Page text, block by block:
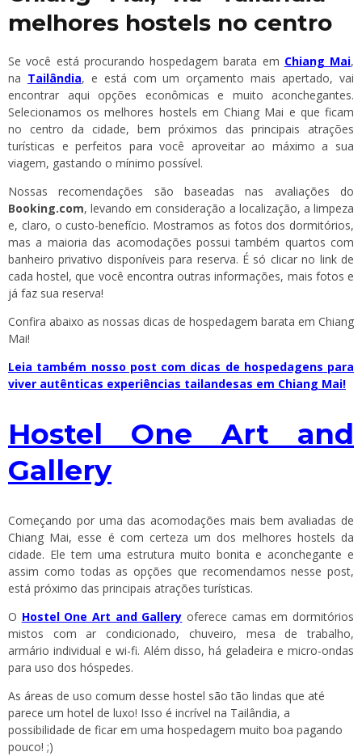
melhores hostels no centro
Se você está procurando hospedagem barata em Chiang Mai,
na Tailândia, e está com um orçamento mais apertado, vai
encontrar aqui opções econômicas e muito aconchegantes.
Selecionamos os melhores hostels em Chiang Mai e que ficam
no centro da cidade, bem próximos das principais atrações
turísticas e perfeitos para você aproveitar ao máximo a sua
viagem, gastando o mínimo possível.
Nossas recomendações são baseadas nas avaliações do
Booking.com, levando em consideração a localização, a limpeza
e, claro, o custo-benefício. Mostramos as fotos dos dormitórios,
mas a maioria das acomodações possui também quartos com
banheiro privativo disponíveis para reserva. É só clicar no link de
cada hostel, que você encontra outras informações, mais fotos e
já faz sua reserva!
Confira abaixo as nossas dicas de hospedagem barata em Chiang
Mai!
Leia também nosso post com dicas de hospedagens para
viver autênticas experiências tailandesas em Chiang Mai!
Hostel One Art and
Gallery
Começando por uma das acomodações mais bem avaliadas de
Chiang Mai, esse é com certeza um dos melhores hostels da
cidade. Ele tem uma estrutura muito bonita e aconchegante e
assim como todas as opções que recomendamos nesse post,
está próximo das principais atrações turísticas.
O Hostel One Art and Gallery oferece camas em dormitórios
mistos com ar condicionado, chuveiro, mesa de trabalho,
armário individual e wi-fi. Além disso, há geladeira e micro-ondas
para uso dos hóspedes.
As áreas de uso comum desse hostel são tão lindas que até
parece um hotel de luxo! Isso é incrível na Tailândia, a
possibilidade de ficar em uma hospedagem muito boa pagando
pouco! ;)